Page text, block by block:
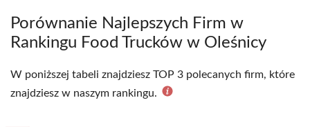
Porównanie Najlepszych Firm w
Rankingu Food Trucków w Oleśnicy
W poniższej tabeli znajdziesz TOP 3 polecanych firm, które
znajdziesz w naszym rankingu.